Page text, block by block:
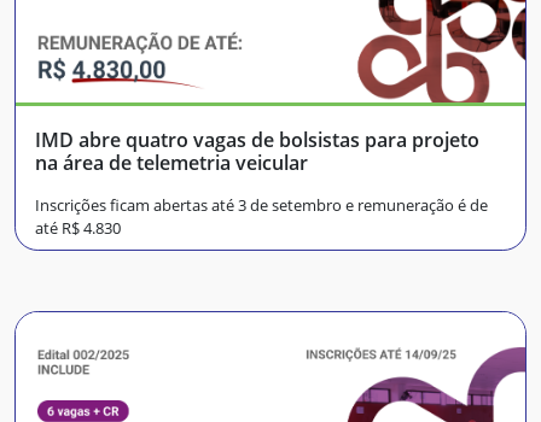
IMD abre quatro vagas de bolsistas para projeto
na área de telemetria veicular
Inscrições ficam abertas até 3 de setembro e remuneração é de
até R$ 4.830